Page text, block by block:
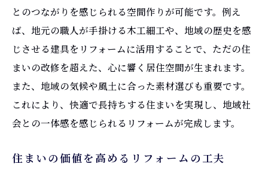
とのつながりを感じられる空間作りが可能です。例え
ば、地元の職人が手掛ける木工細工や、地域の歴史を感
じさせる建具をリフォームに活用することで、ただの住
まいの改修を超えた、心に響く居住空間が生まれます。
また、地域の気候や風土に合った素材選びも重要です。
これにより、快適で長持ちする住まいを実現し、地域社
会との一体感を感じられるリフォームが完成します。
住まいの価値を高めるリフォームの工夫